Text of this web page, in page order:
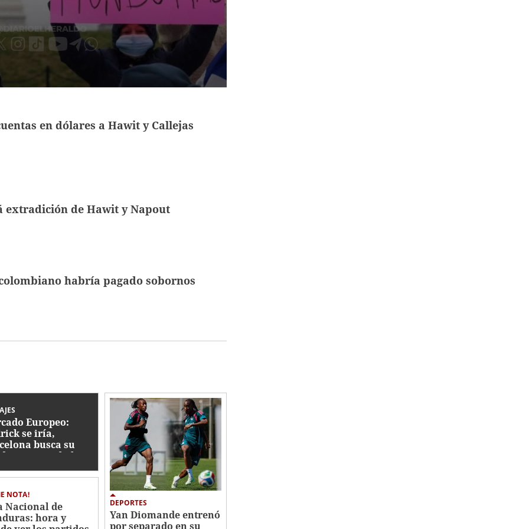
en dólares a Hawit y Callejas
extradición de Hawit y Napout
habría pagado sobornos
Europeo:
se iría,
busca su
y se tamabalea
NOTA!
Nacional de
hora y
DEPORTES
Yan Diomande entrenó
por separado en su